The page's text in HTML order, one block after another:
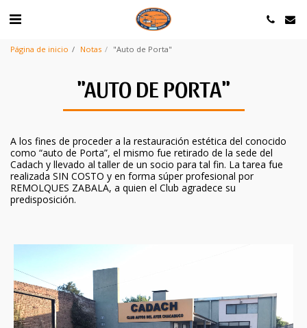
Página de inicio Notas "Auto de Porta"
"AUTO DE PORTA"
A los fines de proceder a la restauración estética del conocido
como “auto de Porta”, el mismo fue retirado de la sede del
Cadach y llevado al taller de un socio para tal fin. La tarea fue
realizada SIN COSTO y en forma súper profesional por
REMOLQUES ZABALA, a quien el Club agradece su
predisposición.